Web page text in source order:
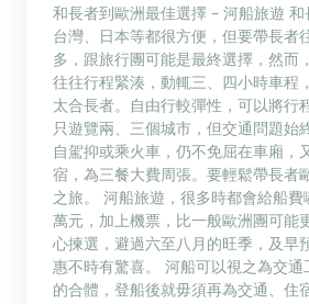
和長者到歐洲最佳選擇 – 河船旅遊
台灣、日本等都很方便，但要帶長者
多，跟旅行團可能是最終選擇，然而
往往行程緊湊，動輒三、四小時車程
太合長者。自由行較彈性，可以將行
只遊覽兩、三個城市，但交通問題始
自駕抑或乘火車，仍不免屈在車廂，
宿，為三餐大費周張。要輕鬆帶長者
之旅。 河船旅遊，很多時都會給船
萬元，加上機票，比一般歐洲團可能
心揀選，避過六至八月的旺季，及早
惠不時有驚喜。 河船可以視之為交
的合體，登船後就毋須再為交通、住